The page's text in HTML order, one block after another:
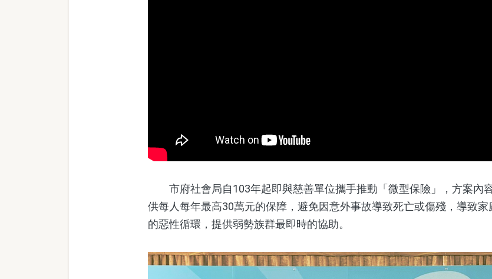
市府社會局自103年起即與慈善單位攜手推動「微型保險」，方案內
供每人每年最高30萬元的保障，避免因意外事故導致死亡或傷殘，導致
的惡性循環，提供弱勢族群最即時的協助。